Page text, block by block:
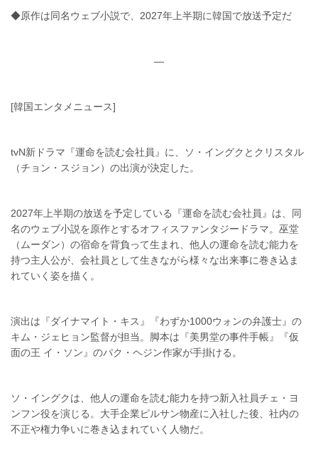
◆原作は同名ウェブ小説で、2027年上半期に韓国で放送予定だ
—
[韓国エンタメニュース]
tvN新ドラマ『運命を読む会社員』に、ソ・イングクとクリスタル
（チョン・スジョン）の出演が決定した。
2027年上半期の放送を予定している『運命を読む会社員』は、同
名のウェブ小説を原作とするオフィスファンタジードラマ。巫堂
（ムーダン）の宿命を背負って生まれ、他人の運命を読む能力を
持つ主人公が、会社員として生きながら様々な出来事に巻き込ま
れていく姿を描く。
演出は『ダイナマイト・キス』『わずか1000ウォンの弁護士』の
キム・ジェヒョン監督が担当。脚本は『美男堂の事件手帳』『仮
面の王 イ・ソン』のパク・ヘジン作家が手掛ける。
ソ・イングクは、他人の運命を読む能力を持つ新入社員チェ・ヨ
ンフン役を演じる。大手企業ピルサン物産に入社した後、社内の
不正や権力争いに巻き込まれていく人物だ。